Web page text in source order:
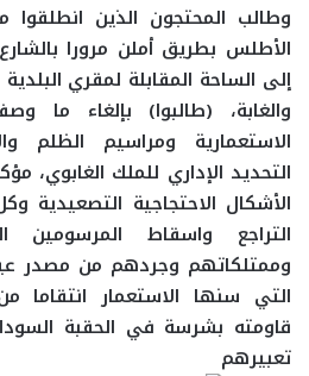
وطالب المحتجون الذين انطلقوا
الأطلس بطريق أملن مرورا
إلى الساحة المقابلة لمقري
والغابة، (طالبوا) بإلغاء ما
الاستعمارية ومراسيم الظلم
التحديد الإداري للملك الغابوي،
الأشكال الاحتجاجية التصعيدية
التراجع واسقاط المرسومين
وممتلكاتهم وجردهم من مصدر
التي سنها الاستعمار انتقاما
قاومته بشرسة في الحقبة
تعبيرهم